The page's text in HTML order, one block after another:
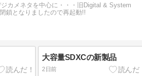
ジカメネタを中心に・・・旧Digital & System
鎖となりましたので再起動!!
大容量SDXCの新製品
2日前